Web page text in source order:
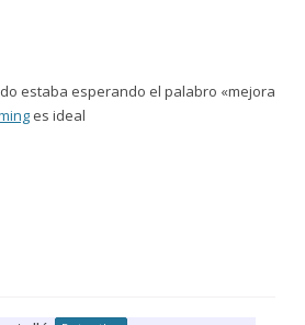
estaba esperando el palabro «mejora
es ideal